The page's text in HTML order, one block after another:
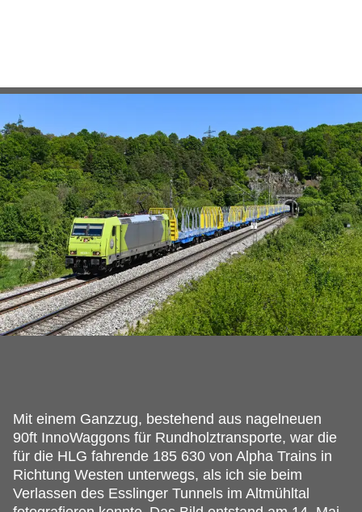
Mit einem Ganzzug, bestehend aus nagelneuen
90ft InnoWaggons für Rundholztransporte, war die
für die HLG fahrende 185 630 von Alpha Trains in
Richtung Westen unterwegs, als ich sie beim
Verlassen des Esslinger Tunnels im Altmühltal